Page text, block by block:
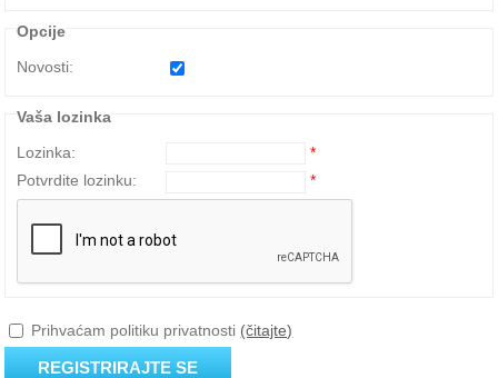
Opcije
Novosti:
Vaša lozinka
Lozinka:
*
Potvrdite lozinku:
*
Prihvaćam politiku privatnosti (čitajte)